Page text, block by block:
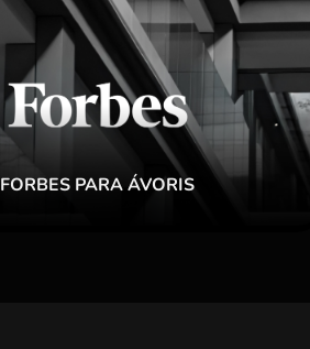
FORBES PARA ÁVORIS